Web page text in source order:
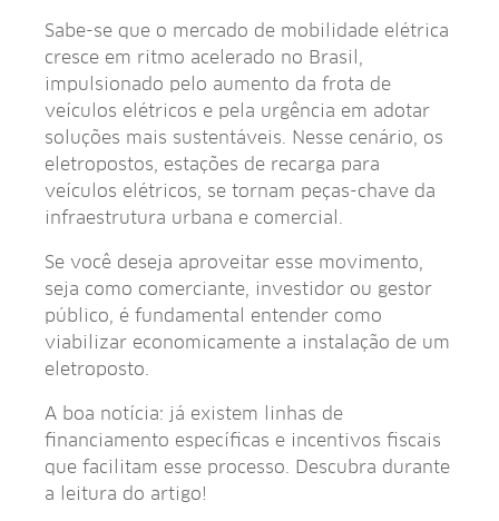
Sabe-se que o mercado de mobilidade elétrica
cresce em ritmo acelerado no Brasil,
impulsionado pelo aumento da frota de
veículos elétricos e pela urgência em adotar
soluções mais sustentáveis. Nesse cenário, os
eletropostos, estações de recarga para
veículos elétricos, se tornam peças-chave da
infraestrutura urbana e comercial.
Se você deseja aproveitar esse movimento,
seja como comerciante, investidor ou gestor
público, é fundamental entender como
viabilizar economicamente a instalação de um
eletroposto.
A boa notícia: já existem linhas de
financiamento específicas e incentivos fiscais
que facilitam esse processo. Descubra durante
a leitura do artigo!